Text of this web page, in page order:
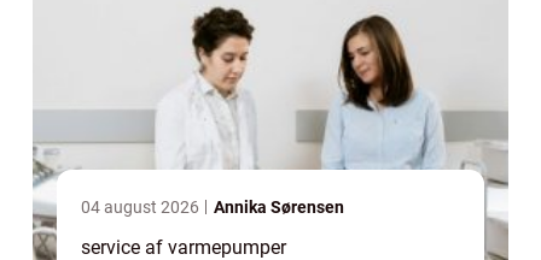
04 august 2026 Annika Sørensen
service af varmepumper